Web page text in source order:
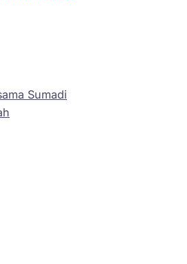
Sumadi